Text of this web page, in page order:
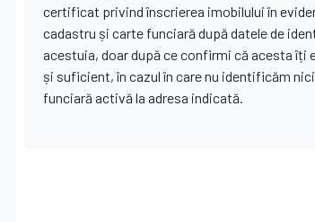
certificat privind înscrierea imobilului în
cadastru și carte funciară după datele de
acestuia, doar după ce confirmi că acesta îți
și suficient, în cazul în care nu identificăm
funciară activă la adresa indicată.